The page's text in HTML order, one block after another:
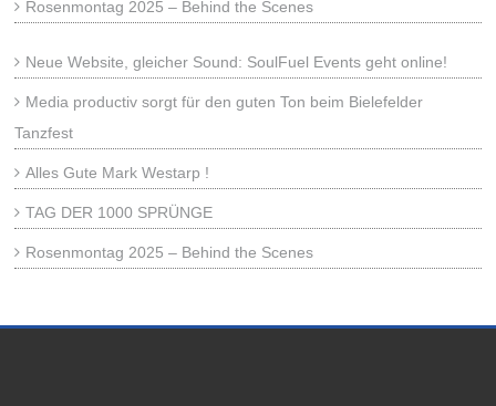
Rosenmontag 2025 – Behind the Scenes
Neue Website, gleicher Sound: SoulFuel Events geht online!
Media productiv sorgt für den guten Ton beim Bielefelder
Tanzfest
Alles Gute Mark Westarp !
TAG DER 1000 SPRÜNGE
Rosenmontag 2025 – Behind the Scenes